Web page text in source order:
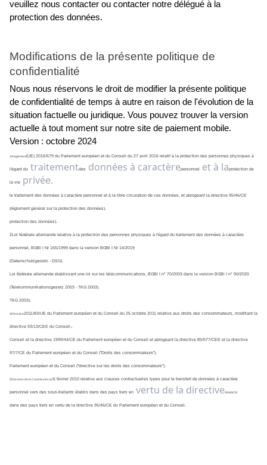
veuillez nous contacter ou contacter notre délégué à la
protection des données.
Modifications de la présente politique de
confidentialité
Nous nous réservons le droit de modifier la présente politique
de confidentialité de temps à autre en raison de l'évolution de la
situation factuelle ou juridique. Vous pouvez trouver la version
actuelle à tout moment sur notre site de paiement mobile.
Version : octobre 2024
1Règlement(UE) 2016/679 du Parlement européen et du Conseil du 27 avril 2016 relatif à la protection des personnes physiques à
l'égard du traitementdes données à caractèrepersonnel et à laprotection de
la vie privée.
le traitement des données à caractère personnel et à la libre circulation de ces données, et abrogeant la directive 95/46/CE
(règlement général sur la protection des données).
protection des données).
2Loi fédérale allemande relative à la protection des personnes physiques à l'égard du traitement des données à caractère
personnel, BGBl I Nr 165/1999 dans la version BGBl I Nr 14/2019
(Datenschutzgesetz - DSG).
Loi fédérale allemande établissant une loi sur les télécommunications, BGBl I n° 70/2003 dans la version BGBl I n° 90/2020
(Telekommunikationsgesetz 2003 - TKG 2003).
TKG 2003).
4Directive2011/83/UE du Parlement européen et du Conseil du 25 octobre 2011 relative aux droits des consommateurs, modifiant la
directive 93/13/CEE du Conseil .
Conseil et la directive 1999/44/CE du Parlement européen et du Conseil et abrogeant la directive 85/577/CEE et la directive
97/7/CE du Parlement européen et du Conseil ("Droits des consommateurs").
Parlement européen et du Conseil ("directive sur les droits des consommateurs").
5Décision de la Commission du5 février 2010 relative aux clauses contractuelles types pour le transfert de données à caractère
personnel vers des sous-traitants établis dans des pays tiers en vertu de la directive 95/46/CE.
dans des pays tiers en vertu de la directive 95/46/CE du Parlement européen et du Conseil.